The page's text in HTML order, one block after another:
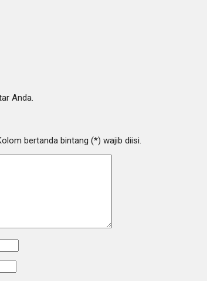
Anda.
bertanda bintang (*) wajib diisi.